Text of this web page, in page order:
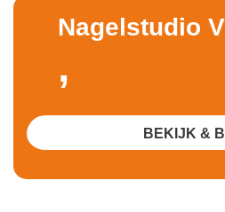
Nagelstudio
,
BEKIJK &